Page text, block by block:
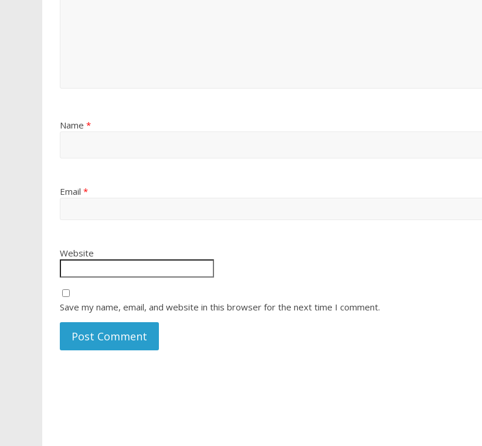
Name *
Email *
Website
Save my name, email, and website in this browser for the next time I comment.